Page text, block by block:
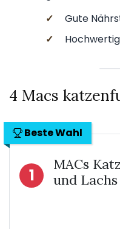
✓
Gute
✓
4 Macs
Beste Wahl
1
MACs
und Lachs